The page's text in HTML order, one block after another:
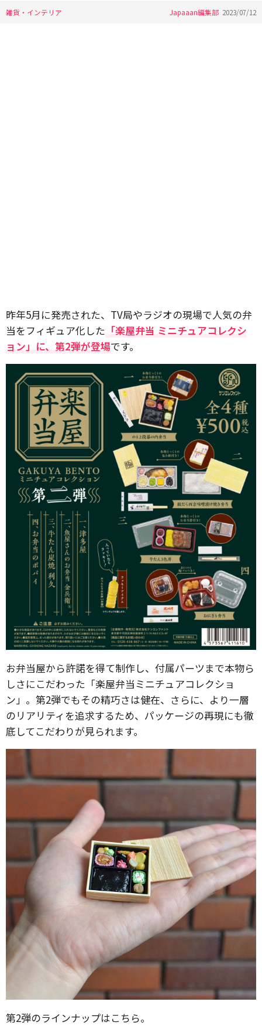
雑貨・インテリア Japaaan編集部 2023/07/12
昨年5月に発売された、TV局やラジオの現場で人気の弁
当をフィギュア化した 「楽屋弁当 ミニチュアコレクシ
ョン」に、第2弾が登場です。
お弁当屋から許諾を得て制作し、付属パーツまで本物ら
しさにこだわった「楽屋弁当ミニチュアコレクショ
ン」。第2弾でもその精巧さは健在、さらに、より一層
のリアリティを追求するため、パッケージの再現にも徹
底してこだわりが見られます。
第2弾のラインナップはこちら。